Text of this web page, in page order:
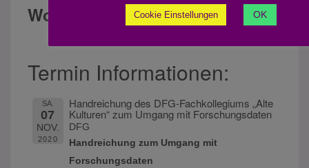
Workshops:
Termin Informationen:
SA.
07
NOV.
2020
Handreichung des DFG-Fachkollegiums „Alte
Kulturen“ zum Umgang mit Forschungsdaten
DFG
Handreichung zum Umgang mit
Forschungsdaten
Cookie Einstellungen OK